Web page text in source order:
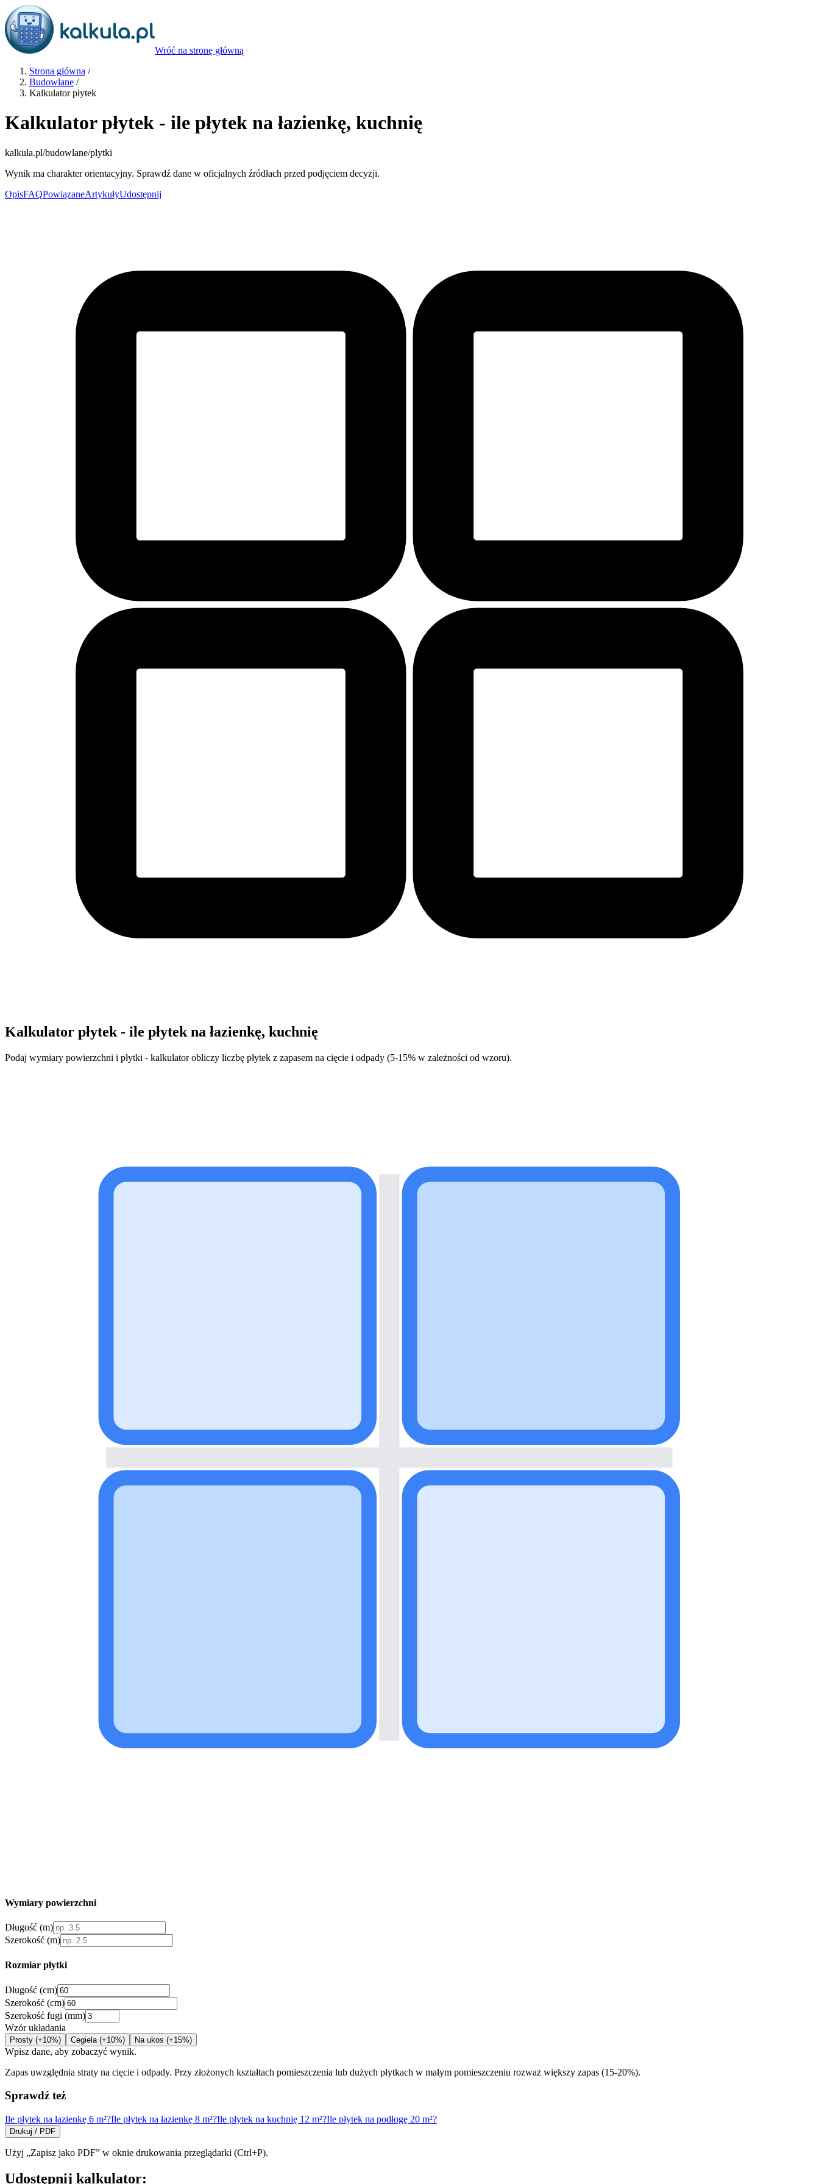
Wróć na stronę główną
Strona główna /
Budowlane /
Kalkulator płytek
Kalkulator płytek - ile płytek na łazienkę, kuchnię
kalkula.pl/budowlane/plytki
Wynik ma charakter orientacyjny. Sprawdź dane w oficjalnych źródłach przed podjęciem decyzji.
OpisFAQPowiązaneArtykułyUdostępnij
Kalkulator płytek - ile płytek na łazienkę, kuchnię
Podaj wymiary powierzchni i płytki - kalkulator obliczy liczbę płytek z zapasem na cięcie i odpady (5-15% w zależności od wzoru).
Wymiary powierzchni
Długość (m)
Szerokość (m)
Rozmiar płytki
Długość (cm)
Szerokość (cm)
Szerokość fugi (mm)
Wzór układania
Prosty (+10%) Cegiela (+10%) Na ukos (+15%)
Wpisz dane, aby zobaczyć wynik.
Zapas uwzględnia straty na cięcie i odpady. Przy złożonych kształtach pomieszczenia lub dużych płytkach w małym pomieszczeniu rozważ większy zapas (15-20%).
Sprawdź też
Ile płytek na łazienkę 6 m²?Ile płytek na łazienkę 8 m²?Ile płytek na kuchnię 12 m²?Ile płytek na podłogę 20 m²?
Drukuj / PDF
Użyj „Zapisz jako PDF” w oknie drukowania przeglądarki (Ctrl+P).
Udostępnij kalkulator: